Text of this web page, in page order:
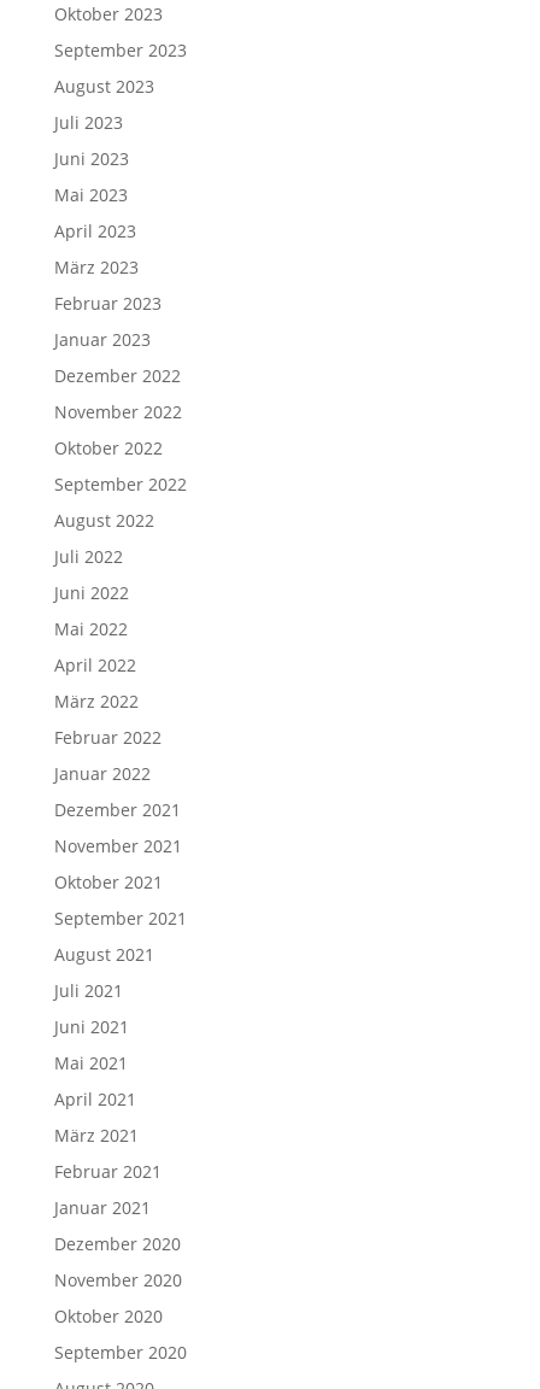
Oktober 2023
September 2023
August 2023
Juli 2023
Juni 2023
Mai 2023
April 2023
März 2023
Februar 2023
Januar 2023
Dezember 2022
November 2022
Oktober 2022
September 2022
August 2022
Juli 2022
Juni 2022
Mai 2022
April 2022
März 2022
Februar 2022
Januar 2022
Dezember 2021
November 2021
Oktober 2021
September 2021
August 2021
Juli 2021
Juni 2021
Mai 2021
April 2021
März 2021
Februar 2021
Januar 2021
Dezember 2020
November 2020
Oktober 2020
September 2020